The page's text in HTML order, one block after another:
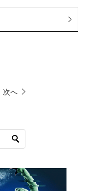
次へ